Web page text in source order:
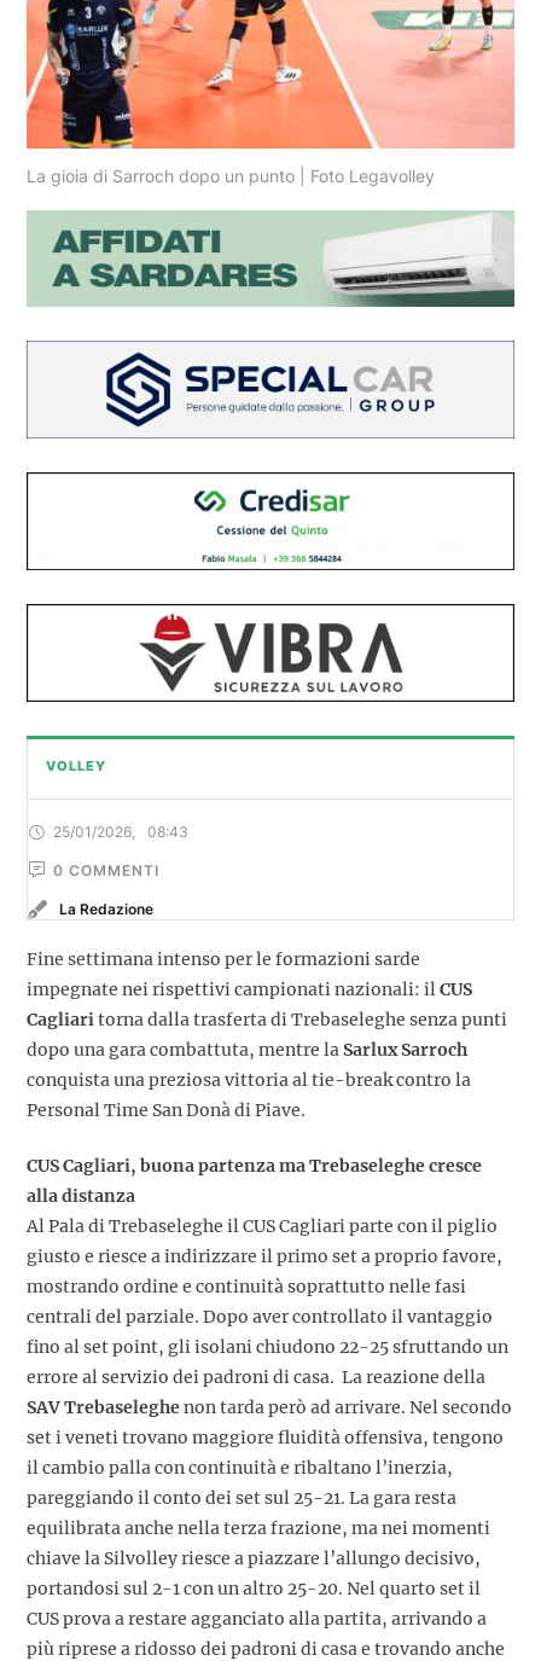
La gioia di Sarroch dopo un punto | Foto Legavolley
VOLLEY
25/01/2026 08:43
0 COMMENTI
La Redazione
Fine settimana intenso per le formazioni sarde
impegnate nei rispettivi campionati nazionali: ilCUS
Cagliaritorna dalla trasferta di Trebaseleghe senza punti
dopo una gara combattuta, mentre laSarlux Sarroch
conquista una preziosa vittoria al tie-break contro la
Personal Time San Donà di Piave.
CUS Cagliari, buona partenza ma Trebaseleghe cresce
alla distanza
Al Pala di Trebaseleghe il CUS Cagliari parte con il piglio
giusto e riesce a indirizzare il primo set a proprio favore,
mostrando ordine e continuità soprattutto nelle fasi
centrali del parziale. Dopo aver controllato il vantaggio
fino al set point, gli isolani chiudono 22-25 sfruttando un
errore al servizio dei padroni di casa. La reazione della
SAV Trebaseleghenon tarda però ad arrivare. Nel secondo
set i veneti trovano maggiore fluidità offensiva, tengono
il cambio palla con continuità e ribaltano l’inerzia,
pareggiando il conto dei set sul 25-21. La gara resta
equilibrata anche nella terza frazione, ma nei momenti
chiave la Silvolley riesce a piazzare l’allungo decisivo,
portandosi sul 2-1 con un altro 25-20. Nel quarto set il
CUS prova a restare agganciato alla partita, arrivando a
più riprese a ridosso dei padroni di casa e trovando anche